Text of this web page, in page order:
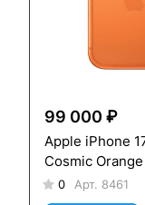
99 000 ₽
Apple iPhone
Cosmic
0 Арт. 8461